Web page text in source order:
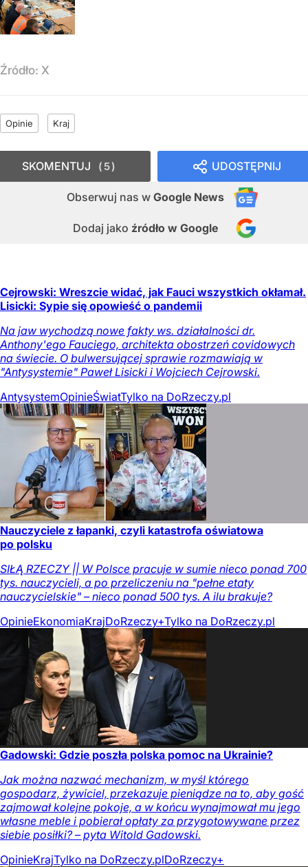
Źródło: X
Opinie Kraj
UDOSTĘPNIJ
Obserwuj nas w Google News
Dodaj jako źródło w Google
SKOMENTUJ 5
Cejrowski: Wreszcie widać, jak Fauci wszystkich okłamał.
Lisicki: Sypie się opowieść o pandemii
Na jaw wychodzą nowe fakty ws. działalności dr.
Anthony'ego Fauciego, architekta obostrzeń covidowych
na świecie. O bulwersującej sprawie rozmawiają w
"Antysystemie" Paweł Lisicki i Wojciech Cejrowski.
AntysystemOpinieŚwiatTylko na DoRzeczy.pl
Nauczyciele z łapanki, czyli katastrofa oświatowa
po polsku
SIŁĄ RZECZY || W Polsce pracuje w sumie nieco ponad 700
tys. nauczycieli, a po przeliczeniu na "pełne etaty
nauczycielskie" – nieco ponad 500 tys. A ilu brakuje?
OpinieEkonomiaKrajDoRzeczy+Tylko na DoRzeczy.pl
Gadowski: Gdzie poszła polska pomoc na Ukrainie?
Jak można nazwać mechanizm, w myśl którego
gospodarz, żywiciel, przekazuje pieniądze na to, aby gość
zajmował kolejne pokoje, a w końcu wynajmował mu jego
własne meble i pobierał opłaty za przygotowywane przez
siebie posiłki? – pyta Witold Gadowski.
OpinieKrajTylko na DoRzeczy.plDoRzeczy+